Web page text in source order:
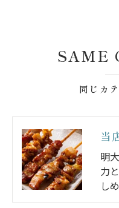
同じカ
SAME
当
明
力
し